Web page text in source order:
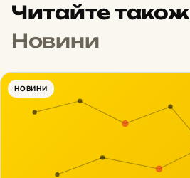
Читайте також
Новини
НОВИНИ